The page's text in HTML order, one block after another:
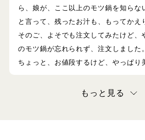
ら、娘が、ここ以上のモツ鍋を知らな
と言って、残ったお汁も、もってかえ
そのご、よそでも注文してみたけど、
のモツ鍋が忘れられず、注文しました。
ちょっと、お値段するけど、やっぱり
もっと見る